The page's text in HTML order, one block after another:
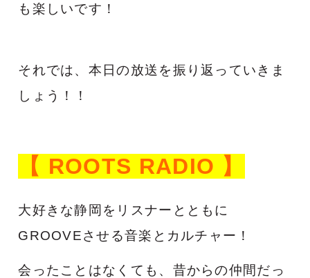
も楽しいです！
それでは、本日の放送を振り返っていきま
しょう！！
【 ROOTS RADIO 】
大好きな静岡をリスナーとともに
GROOVEさせる音楽とカルチャー！
会ったことはなくても、昔からの仲間だっ